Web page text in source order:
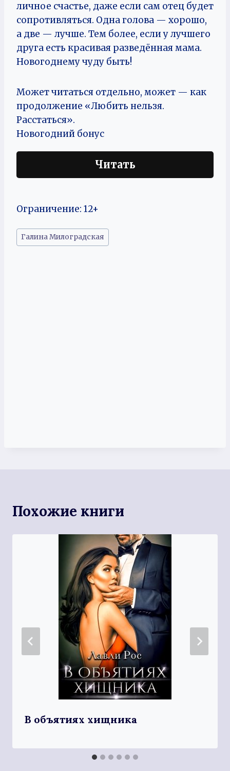
личное счастье, даже если сам отец будет
сопротивляться. Одна голова — хорошо,
а две — лучше. Тем более, если у лучшего
друга есть красивая разведённая мама.
Новогоднему чуду быть!
Может читаться отдельно, может — как
продолжение «Любить нельзя.
Расстаться».
Новогодний бонус
Читать
Ограничение: 12+
Метки
записи:
Галина Милоградская
Похожие книги
В объятиях хищника